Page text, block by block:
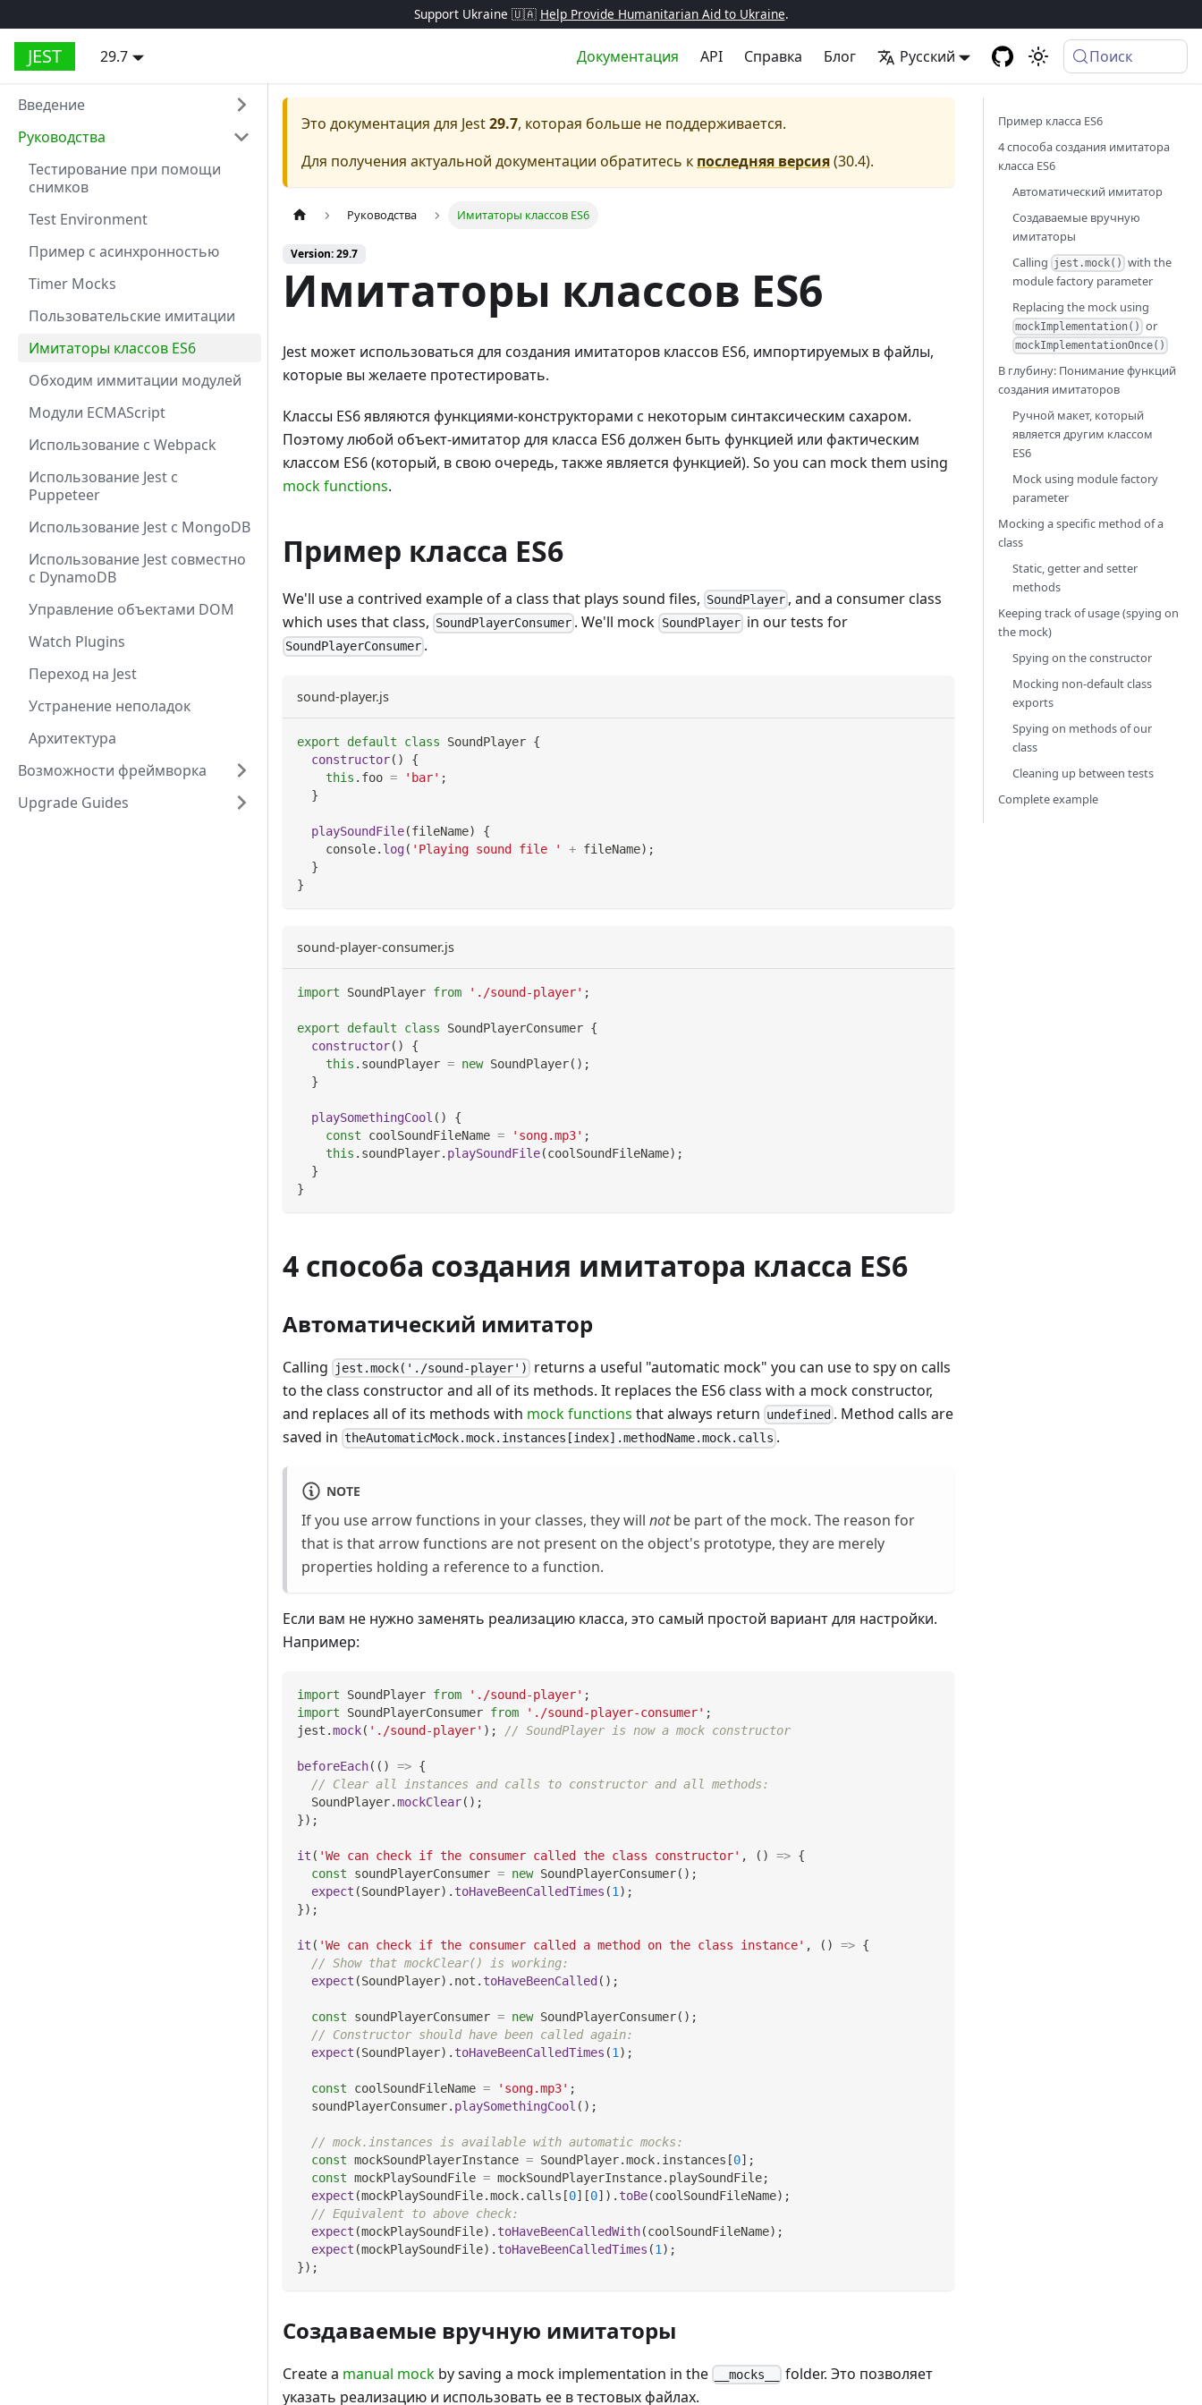
Support Ukraine 🇺🇦 Help Provide Humanitarian Aid to Ukraine.
JEST 29.7 Документация API Справка Блог Русский Поиск
Введение
Руководства
Тестирование при помощи
снимков
Test Environment
Пример с асинхронностью
Timer Mocks
Пользовательские имитации
Имитаторы классов ES6
Обходим иммитации модулей
Модули ECMAScript
Использование с Webpack
Использование Jest с
Puppeteer
Использование Jest с MongoDB
Использование Jest совместно
с DynamoDB
Управление объектами DOM
Watch Plugins
Переход на Jest
Устранение неполадок
Архитектура
Возможности фреймворка
Upgrade Guides
Это документация для Jest29.7, которая больше не поддерживается.
Для получения актуальной документации обратитесь к последняя версия(30.4).
Руководства Имитаторы классов ES6
Version: 29.7
Имитаторы классов ES6
Jest может использоваться для создания имитаторов классов ES6, импортируемых в файлы,
которые вы желаете протестировать.
Классы ES6 являются функциями-конструкторами с некоторым синтаксическим сахаром.
Поэтому любой объект-имитатор для класса ES6 должен быть функцией или фактическим
классом ES6 (который, в свою очередь, также является функцией). So you can mock them using
mock functions.
Пример класса ES6
We'll use a contrived example of a class that plays sound files, SoundPlayer , and a consumer class
which uses that class, SoundPlayerConsumer . We'll mock SoundPlayerin our tests for
SoundPlayerConsumer .
sound-player.js
export default class SoundPlayer {
constructor( )
{
this . foo = 'bar' ;
}
playSoundFile(fileName)
{
console. log( 'Playing sound file ' + fileName) ;
}
}
sound-player-consumer.js
import SoundPlayer from './sound-player' ;
export default class SoundPlayerConsumer {
constructor( )
{
this . soundPlayer = new SoundPlayer( ) ;
}
playSomethingCool ( )
{
const coolSoundFileName = 'song.mp3' ;
this . soundPlayer. playSoundFile(coolSoundFileName) ;
}
}
4 способа создания имитатора класса ES6
Автоматический имитатор
Calling jest.mock('./sound-player')
returns a useful "automatic mock" you can use to spy on calls
to the class constructor and all of its methods. It replaces the ES6 class with a mock constructor,
and replaces all of its methods with mock functions that always return undefined . Method calls are
saved in theAutomaticMock.mock.instances[index].methodName.mock.calls .
NOTE
If you use arrow functions in your classes, they will notbe part of the mock. The reason for
that is that arrow functions are not present on the object's prototype, they are merely
properties holding a reference to a function.
Если вам не нужно заменять реализацию класса, это самый простой вариант для настройки.
Например:
import SoundPlayer from './sound-player' ;
import
SoundPlayerConsumer from './sound-player-consumer' ;
jest .mock( './sound-player' ) ; // SoundPlayer is now a mock constructor
beforeEach( ( ) => {
// Clear all instances and calls to constructor and all methods:
SoundPlayer.mockClear( ) ;
}) ;
it ( 'We can check if the consumer called the class constructor' , ( ) => {
const soundPlayerConsumer = new SoundPlayerConsumer( ) ;
expect (SoundPlayer) . toHaveBeenCalledTimes (1 ) ;
}) ;
it ( 'We can check if the consumer called a method on the class instance' , ( ) => {
// Show that mockClear() is working:
expect (SoundPlayer) . not . toHaveBeenCalled( ) ;
const soundPlayerConsumer = new SoundPlayerConsumer( ) ;
// Constructor should have been called again:
expect (SoundPlayer) . toHaveBeenCalledTimes (1 ) ;
const coolSoundFileName = 'song.mp3' ;
  soundPlayerConsumer
. playSomethingCool ( ) ;
// mock.instances is available with automatic mocks:
const mockSoundPlayerInstance = SoundPlayer.mock. instances [0] ;
const mockPlaySoundFile = mockSoundPlayerInstance. playSoundFile;
expect (mockPlaySoundFile.mock. calls [0] [0] ) . toBe(coolSoundFileName) ;
// Equivalent to above check:
expect (mockPlaySoundFile) . toHaveBeenCalledWith(coolSoundFileName) ;
expect (mockPlaySoundFile) . toHaveBeenCalledTimes (1 ) ;
}) ;
Создаваемые вручную имитаторы
Create a manual mock by saving a mock implementation in the __mocks__
folder. Это позволяет
указать реализацию и использовать ее в тестовых файлах.
Пример класса ES6
4 способа создания имитатора
класса ES6
Автоматический имитатор
Создаваемые вручную
имитаторы
Calling jest.mock() with the
module factory parameter
Replacing the mock using
mockImplementation() or
mockImplementationOnce()
В глубину: Понимание функций
создания имитаторов
Ручной макет, который
является другим классом
ES6
Mock using module factory
parameter
Mocking a specific method of a
class
Static, getter and setter
methods
Keeping track of usage (spying on
the mock)
Spying on the constructor
Mocking non-default class
exports
Spying on methods of our
class
Cleaning up between tests
Complete example